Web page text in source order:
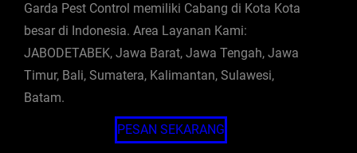
Garda Pest Control memiliki Cabang di Kota Kota
besar di Indonesia. Area Layanan Kami:
JABODETABEK, Jawa Barat, Jawa Tengah, Jawa
Timur, Bali, Sumatera, Kalimantan, Sulawesi,
Batam.
PESAN SEKARANG